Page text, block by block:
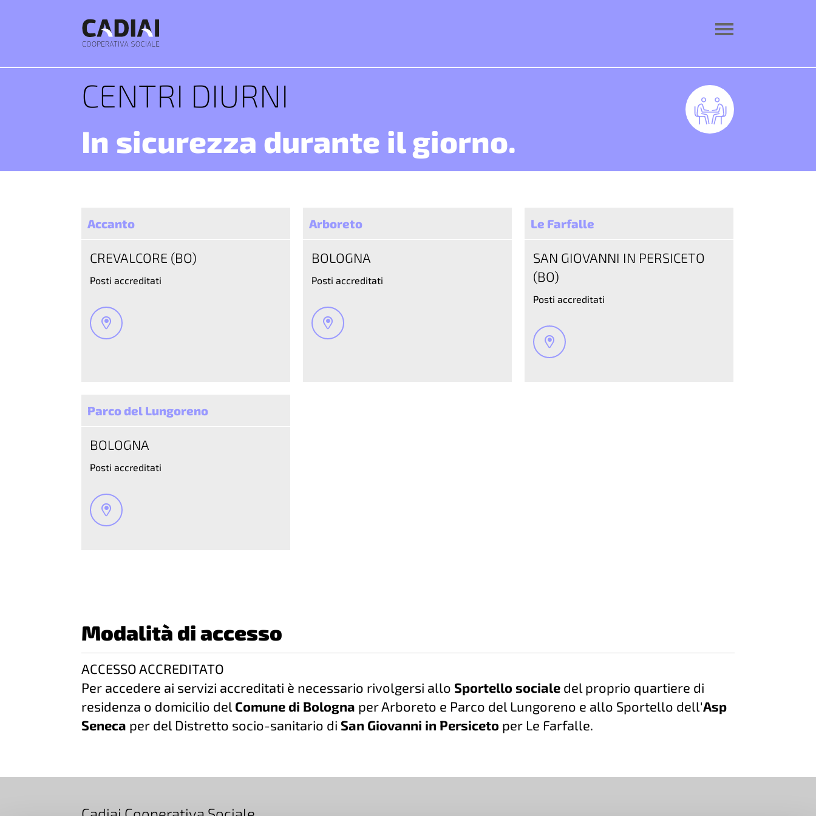
CENTRI DIURNI
In sicurezza durante il giorno.
Accanto
CREVALCORE (BO)
Posti accreditati
Arboreto
BOLOGNA
Posti accreditati
Le Farfalle
SAN GIOVANNI IN PERSICETO
(BO)
Posti accreditati
Parco del Lungoreno
BOLOGNA
Posti accreditati
Modalità di accesso
ACCESSO ACCREDITATO
Per accedere ai servizi accreditati è necessario rivolgersi allo Sportello sociale del proprio quartiere di
residenza o domicilio del Comune di Bologna per Arboreto e Parco del Lungoreno e allo Sportello dell'Asp
Seneca per del Distretto socio-sanitario di San Giovanni in Persiceto per Le Farfalle.